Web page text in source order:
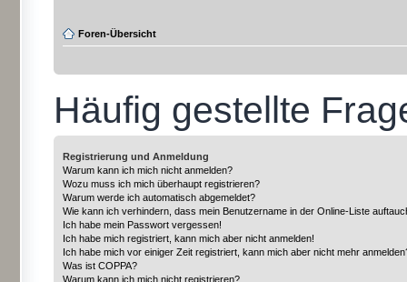
Foren-Übersicht
Häufig gestellte
Registrierung und Anmeldung
Warum kann ich mich nicht anmelden?
Wozu muss ich mich überhaupt registrieren?
Warum werde ich automatisch abgemeldet?
Wie kann ich verhindern, dass mein Benutzername in der Online-Liste
Ich habe mein Passwort vergessen!
Ich habe mich registriert, kann mich aber nicht anmelden!
Ich habe mich vor einiger Zeit registriert, kann mich aber nicht mehr
Was ist COPPA?
Warum kann ich mich nicht registrieren?